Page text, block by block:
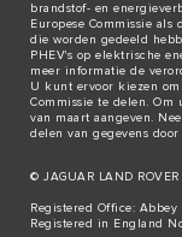
brandstof- en
Europese Commissie als
die worden gedeeld
PHEV's op elektrische
meer informatie de
U kunt ervoor kiezen
Commissie te delen.
van maart aangeven.
delen van gegevens
© JAGUAR LAND
Registered Office: Abbey
Registered in England